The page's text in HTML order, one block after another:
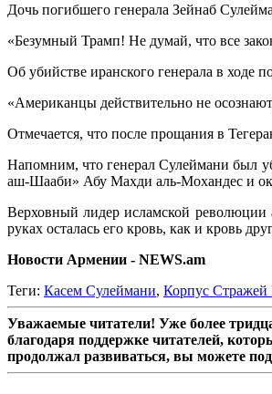
Дочь погибшего генерала Зейнаб
«Безумный Трамп! Не думай, что все
Об убийстве иранского генерала в ходе
«Американцы действительно не
Отмечается, что после прощания в
Напомним, что генерал Сулеймани был
аш-Шааби» Абу Махди аль-Мохандес и
Верховный лидер исламской революции
руках осталась его кровь, как и кровь
Новости Армении - NEWS.am
Теги: Касем Сулеймани, Корпус
Уважаемые читатели! Уже более
благодаря поддержке читателей,
продолжал развиваться, вы можете